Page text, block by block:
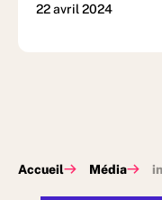
22 avril 2024
Accueil Média